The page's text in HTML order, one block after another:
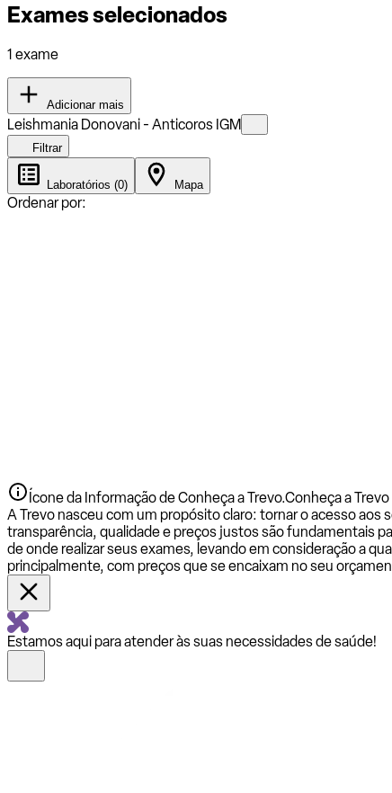
Exames selecionados
1 exame
Adicionar mais
Leishmania Donovani - Anticoros IGM
Filtrar
Laboratórios (0) Mapa
Ordenar por:
Ícone da Informação de Conheça a Trevo.Conheça a Trevo
A Trevo nasceu com um propósito claro: tornar o acesso
transparência, qualidade e preços justos são fundamentais
de onde realizar seus exames, levando em consideração a
principalmente, com preços que se encaixam no seu
Estamos aqui para atender às suas necessidades de saúde!